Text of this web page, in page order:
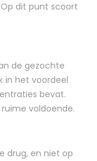
dit punt scoort
de gezochte
in het voordeel
bevat.
voldoende.
drug, en niet op